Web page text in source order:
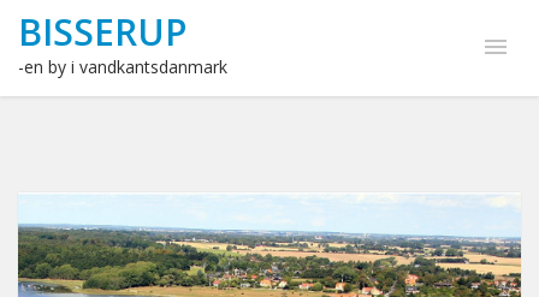
BISSERUP
-en by i vandkantsdanmark